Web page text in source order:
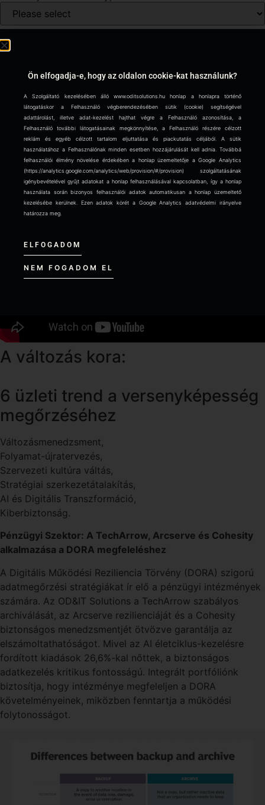
How many employees do you have?
What percentage of your cash flow is spent on IT (OPEX)?
How much do you plan to invest in IT this year (CAPEX,
EUR)?
Have you experienced an IT problem that resulted in
downtime or data loss?
Evaluate
A változás kora:
6 üzleti trend a versenyképesség
megőrzéséhez
Változásmenedzsment,
Folyamat-újratervezés,
Szervezeti kultúra váltás,
Stratégiai szerkezetátalakítás,
AI és Digitális Transzformáció,
Kiberbiztonság.
Pénzügyi Szektor: A TechArrow, Arcserve és Cohesity
alkalmazása a DORA megfeleléshez
A Digitális Működési Reziliencia Törvény (DORA) szigorú
adatmegőrzési stratégiákat ír elő a pénzügyi intézmények
számára. Az OD&IT Solutions a TechArrow szabályos
archiválását, az Arcserve rezilienciáját és a Cohesity
biztonságos menedzsmentjét ötvözve garantálja az
elszámoltathatóságot. Mivel az AI életciklus-kezelésre
fordított kiadások 26,6%-kal nőttek, a biztonságos
adatkezelés kritikus fontosságú. Integrált portfóliónk
biztosítja, hogy intézménye megfeleljen a DORA
követelményeinek, miközben fenntartja a működési
folytonosságot.
Ön elfogadja-e, hogy az oldalon cookie-kat használunk?
A Szolgáltató kezelésében álló www.oditsolutions.hu honlap a honlapra történő
látogatáskor a Felhasználó végberendezésében sütik (cookie) segítségével
adattárolást, illetve adat-kezelést hajthat végre a Felhasználó azonosítása, a
Felhasználó további látogatásainak megkönnyítése, a Felhasználó részére célzott
reklám és egyéb célzott tartalom eljuttatása és piackutatás céljából. A sütik
használatához a Felhasználónak minden esetben hozzájárulását kell adnia. Továbbá
felhasználói élmény növelése érdekében a honlap üzemeltetője a Google Analytics
(https://analytics.google.com/analytics/web/provision/#/provision) szolgáltatásának
igénybevételével gyűjt adatokat a honlap felhasználásával kapcsolatban, így a honlap
használata során bizonyos felhasználói adatok automatikusan a honlap üzemeltető
kezelésébe kerülnek. Ezen adatok körét a Google Analytics adatvédelmi irányelve
határozza meg.
ELFOGADOM
NEM FOGADOM EL